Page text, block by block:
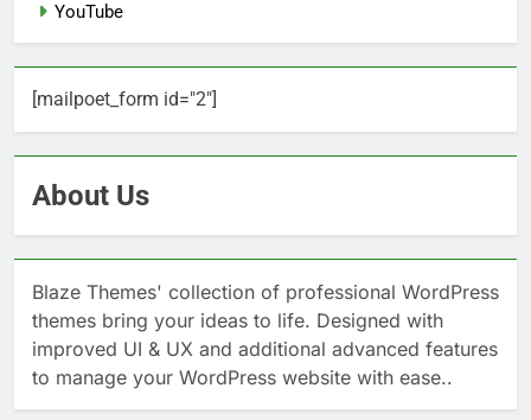
YouTube
[mailpoet_form id="2"]
About Us
Blaze Themes' collection of professional WordPress
themes bring your ideas to life. Designed with
improved UI & UX and additional advanced features
to manage your WordPress website with ease..